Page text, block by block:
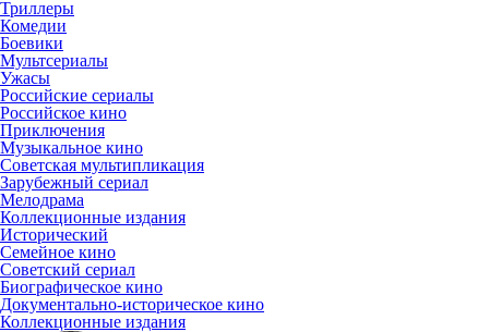
Триллеры
Комедии
Боевики
Мультсериалы
Ужасы
Российские сериалы
Российское кино
Приключения
Музыкальное кино
Советская мультипликация
Зарубежный сериал
Мелодрама
Коллекционные издания
Исторический
Семейное кино
Советский сериал
Биографическое кино
Документально-историческое кино
Коллекционные издания